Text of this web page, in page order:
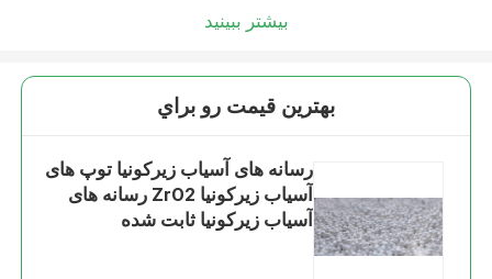
بیشتر ببینید
بهترين قيمت رو براي
رسانه های آسیاب زیرکونیا توپ های
آسیاب زیرکونیا ZrO2 رسانه های
آسیاب زیرکونیا ثابت شده